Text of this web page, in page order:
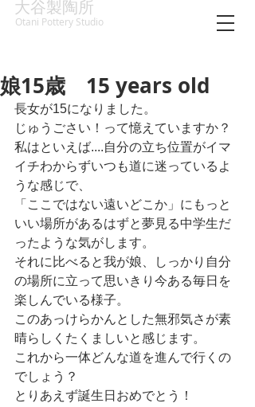
大谷製陶所
Otani Pottery Studio
娘15歳 15 years old
長女が15になりました。
じゅうごさい！って憶えていますか？
私はといえば....自分の立ち位置がイマ
イチわからずいつも道に迷っているよ
うな感じで、
「ここではない遠いどこか」にもっと
いい場所があるはずと夢見る中学生だ
ったような気がします。
それに比べると我が娘、しっかり自分
の場所に立って思いきり今ある毎日を
楽しんでいる様子。
このあっけらかんとした無邪気さが素
晴らしくたくましいと感じます。
これから一体どんな道を進んで行くの
でしょう？
とりあえず誕生日おめでとう！